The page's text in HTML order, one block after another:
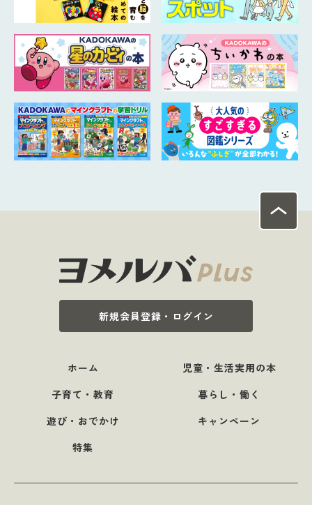
新規会員登録・ログイン
ホーム
児童・生活実用の本
子育て・教育
暮らし・働く
遊び・おでかけ
キャンペーン
特集